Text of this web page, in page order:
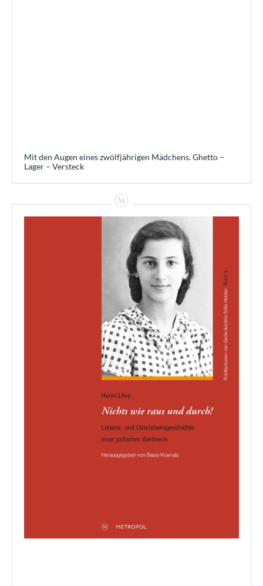
Mit den Augen eines zwölfjährigen Mädchens. Ghetto –
Lager – Versteck